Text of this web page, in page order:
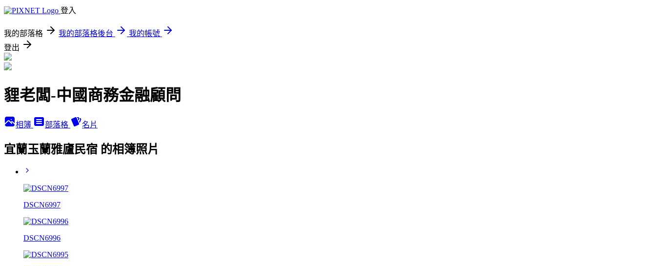
登入
我的部落格 我的部落格後台
我的帳號
登出
貍老闆-中國商務金融顧問
相簿 部落格 名片
宜蘭玉蘭雅廬民宿 的相簿照片
DSCN6997
DSCN6996